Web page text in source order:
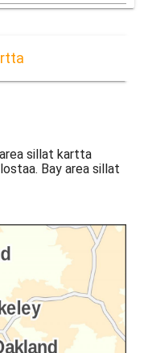
sillat kartta
Bay area sillat